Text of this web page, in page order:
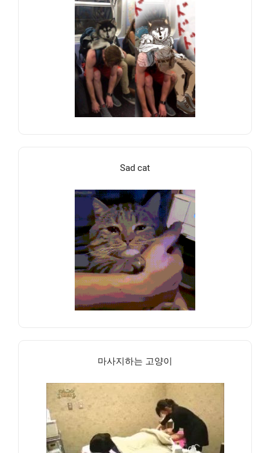
Sad cat
마사지하는 고양이